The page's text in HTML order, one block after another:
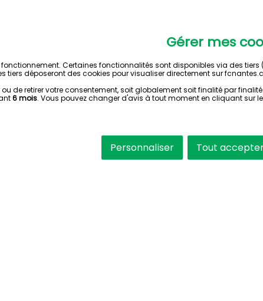
Gérer mes
Certaines fonctionnalités sont disponibles via des
tiers déposeront des cookies pour visualiser directement sur
de retirer votre consentement, soit globalement soit finalité par finalité.
6 mois. Vous pouvez changer d'avis à tout moment en cliquant sur
Personnaliser Tout